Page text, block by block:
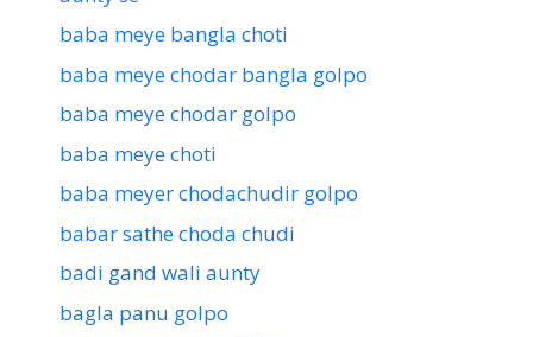
baba meye bangla choti
baba meye chodar bangla golpo
baba meye chodar golpo
baba meye choti
baba meyer chodachudir golpo
babar sathe choda chudi
badi gand wali aunty
bagla panu golpo